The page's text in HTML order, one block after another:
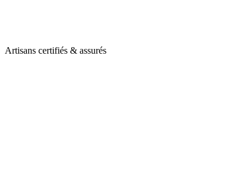
Artisans certifiés & assurés